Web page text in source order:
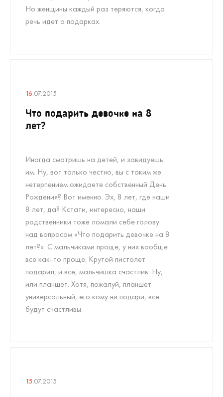
Но женщины каждый раз теряются, когда
речь идет о подарках.
16.07.2015
Что подарить девочке на 8
лет?
Иногда смотришь на детей, и завидуешь
им. Ну, вот только честно, вы с таким же
нетерпением ожидаете собственный День
Рождения? Вот именно. Эх, 8 лет, где наши
8 лет, да? Кстати, интересно, наши
родственники тоже ломали себе голову
над вопросом «Что подарить девочке на 8
лет?». С мальчиками проще, у них вообще
все как-то проще. Крутой пистолет
подарил, и все, мальчишка счастлив. Ну,
или планшет. Хотя, пожалуй, планшет
универсальный, его кому ни подари, все
будут счастливы.
15.07.2015